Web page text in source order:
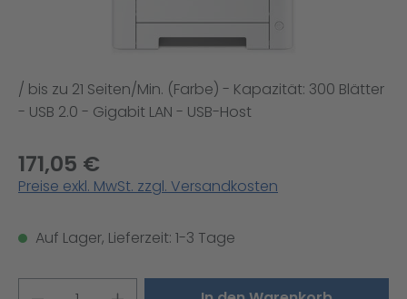
/ bis zu 21 Seiten/Min. (Farbe) - Kapazität: 300 Blätter
- USB 2.0 - Gigabit LAN - USB-Host
171,05 €
Preise exkl. MwSt. zzgl. Versandkosten
Auf Lager, Lieferzeit: 1-3 Tage
Produkt Anzahl: Gib den